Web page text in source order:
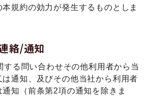
規約の効力が発生するものとしま
絡/通知
する問い合わせその他利用者から当
通知、及びその他当社から利用者
知（前条第2項の通知を除きま